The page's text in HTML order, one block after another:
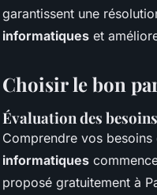
garantissent une
informatiques et
Choisir le bon
Évaluation des
Comprendre vos
informatiques
proposé gratuitement à